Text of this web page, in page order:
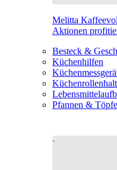
Melitta
Aktionen
Besteck &
Küchenhilfen
Pfannen & Töpfe